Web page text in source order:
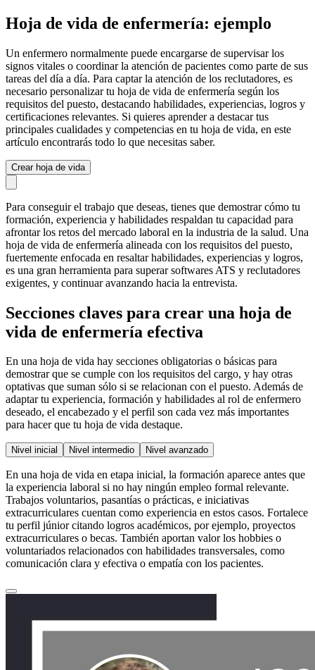
Hoja de vida de enfermería: ejemplo
Un enfermero normalmente puede encargarse de supervisar los
signos vitales o coordinar la atención de pacientes como parte de sus
tareas del día a día. Para captar la atención de los reclutadores, es
necesario personalizar tu hoja de vida de enfermería según los
requisitos del puesto, destacando habilidades, experiencias, logros y
certificaciones relevantes. Si quieres aprender a destacar tus
principales cualidades y competencias en tu hoja de vida, en este
artículo encontrarás todo lo que necesitas saber.
Crear hoja de vida
Para conseguir el trabajo que deseas, tienes que demostrar cómo tu
formación, experiencia y habilidades respaldan tu capacidad para
afrontar los retos del mercado laboral en la industria de la salud. Una
hoja de vida de enfermería alineada con los requisitos del puesto,
fuertemente enfocada en resaltar habilidades, experiencias y logros,
es una gran herramienta para superar softwares ATS y reclutadores
exigentes, y continuar avanzando hacia la entrevista.
Secciones claves para crear una hoja de
vida de enfermería efectiva
En una hoja de vida hay secciones obligatorias o básicas para
demostrar que se cumple con los requisitos del cargo, y hay otras
optativas que suman sólo si se relacionan con el puesto. Además de
adaptar tu experiencia, formación y habilidades al rol de enfermero
deseado, el encabezado y el perfil son cada vez más importantes
para hacer que tu hoja de vida destaque.
Nivel inicial Nivel intermedio Nivel avanzado
En una hoja de vida en etapa inicial, la formación aparece antes que
la experiencia laboral si no hay ningún empleo formal relevante.
Trabajos voluntarios, pasantías o prácticas, e iniciativas
extracurriculares cuentan como experiencia en estos casos. Fortalece
tu perfil júnior citando logros académicos, por ejemplo, proyectos
extracurriculares o becas. También aportan valor los hobbies o
voluntariados relacionados con habilidades transversales, como
comunicación clara y efectiva o empatía con los pacientes.